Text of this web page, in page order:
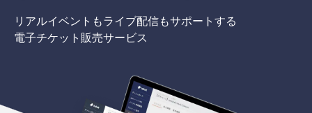
リアルイベントもライブ配信もサポートする
電子チケット販売サービス